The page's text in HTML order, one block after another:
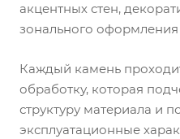
акцентных стен,
зонального оформления
Каждый камень
обработку, которая
структуру материала и
эксплуатационные